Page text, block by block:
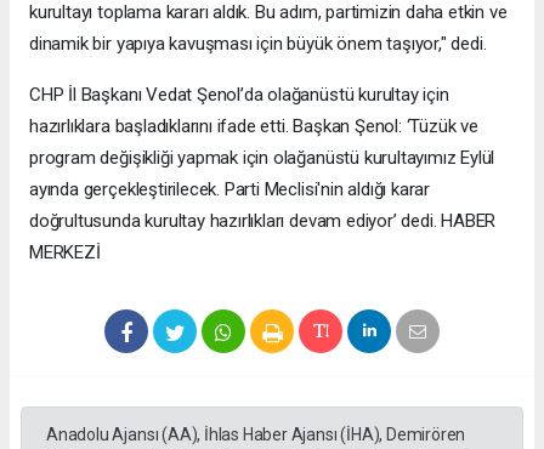
kurultayı toplama kararı aldık. Bu adım, partimizin daha etkin ve
dinamik bir yapıya kavuşması için büyük önem taşıyor," dedi.
CHP İl Başkanı Vedat Şenol’da olağanüstü kurultay için
hazırlıklara başladıklarını ifade etti. Başkan Şenol: ‘Tüzük ve
program değişikliği yapmak için olağanüstü kurultayımız Eylül
ayında gerçekleştirilecek. Parti Meclisi'nin aldığı karar
doğrultusunda kurultay hazırlıkları devam ediyor’ dedi. HABER
MERKEZİ
Anadolu Ajansı (AA), İhlas Haber Ajansı (İHA), Demirören